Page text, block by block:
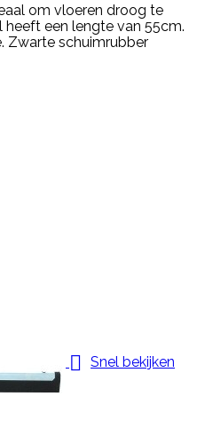
om vloeren droog te
heeft een lengte van 55cm.
Zwarte schuimrubber
 Snel bekijken